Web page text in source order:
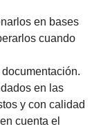
en bases
cuando
en las
y con calidad
cuenta el